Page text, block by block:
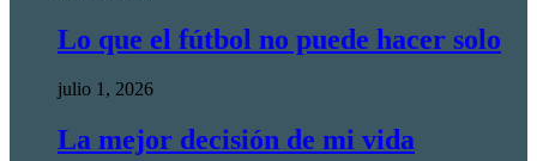
Lo que el fútbol no puede hacer solo
julio 1, 2026
La mejor decisión de mi vida